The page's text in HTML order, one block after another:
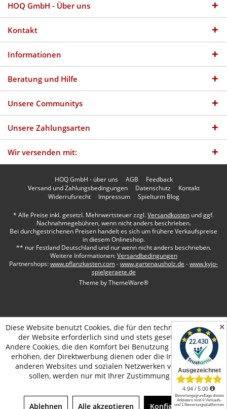
✕
HOQ GmbH - Über uns
Kontakt
Informationen
Beratung und Hilfe
Unsere Communitys
Unsere Zahlungsarten
Wir versenden mit:
HOQ GmbH - über uns AGB
Feedback
Versand und Zahlungsbedingungen
Datenschutz
Kontakt
Widerrufsrecht
Impressum Spielturm Blog
* Alle Preise inkl. gesetzl. Mehrwertsteuer zzgl.Versandkosten und ggf.
Nachnahmegebühren, wenn nicht anders beschrieben.
Bei durchgestrichenen Preisen handelt es sich um frühere Verkaufspreise
in diesem Onlineshop.
** nur Festland Deutschland und nur wenn nicht anders beschrieben.
Weitere Informationen:Versandbedingungen
Partnershops:www.pflanzkasten.com-www.gartenausholz.de -www.kyjo-
spielgeraete.de
Theme byThemeWare®
Diese Website benutzt Cookies, die für den technischen Betrieb
der Website erforderlich sind und stets gesetzt werden.
Andere Cookies, die den Komfort bei Benutzung dieser Website
erhöhen, der Direktwerbung dienen oder die Interaktion mit
anderen Websites und sozialen Netzwerken vereinfachen
sollen, werden nur mit Ihrer Zustimmung gesetzt.
Ablehnen Alle akzeptieren Konfigurieren